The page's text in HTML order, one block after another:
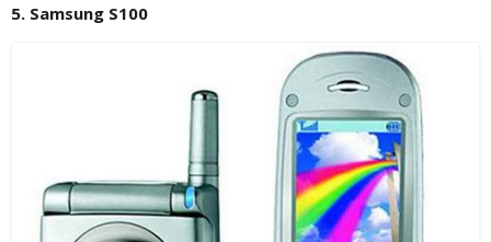
5. Samsung S100